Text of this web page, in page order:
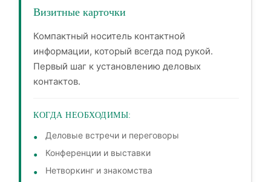
Визитные карточки
Компактный носитель контактной
информации, который всегда под рукой.
Первый шаг к установлению деловых
контактов.
КОГДА НЕОБХОДИМЫ:
Деловые встречи и переговоры
Конференции и выставки
Нетворкинг и знакомства